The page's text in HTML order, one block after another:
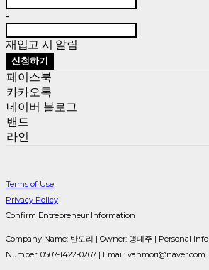
-
재입고 시 알림
신청하기
페이스북
카카오톡
네이버 블로그
밴드
라인
Terms of Use
Privacy Policy
Confirm Entrepreneur Information
Company Name: 반모리 | Owner: 맹대주 | Personal
Number: 0507-1422-0267 | Email: vanmori@naver.com